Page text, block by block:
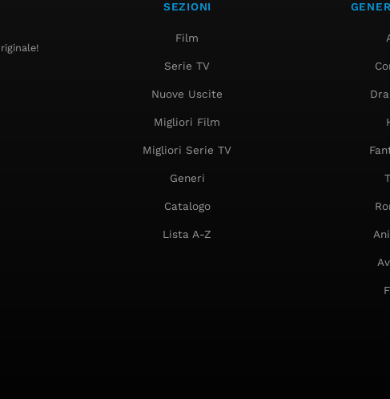
SEZIONI
Film
Serie TV
Nuove Uscite
Migliori Film
Migliori Serie TV
Generi
Catalogo
Lista A-Z